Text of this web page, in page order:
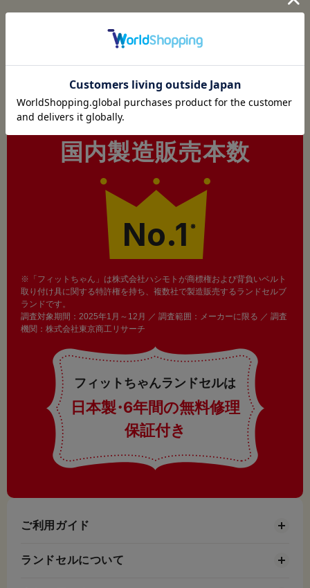
フィットちゃんはおかげさまで
ランドセル
国内製造販売本数
No.1 ※
※「フィットちゃん」は株式会社ハシモトが商標権および背負いベルト
取り付け具に関する特許権を持ち、複数社で製造販売するランドセルブ
ランドです。
調査対象期間：2025年1月～12月 ／ 調査範囲：メーカーに限る ／ 調査
機関：株式会社東京商工リサーチ
フィットちゃんランドセルは
日本製・6年間の無料修理
保証付き
ご利用ガイド
ランドセルについて